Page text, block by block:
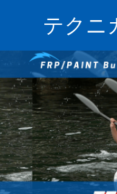
ン
ツ
へ
ス
キ
ッ
プ
テクニ